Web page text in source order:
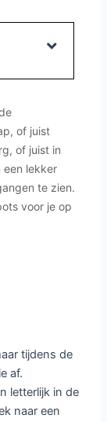
of juist
of juist in
een lekker
te zien.
voor je op
tijdens de
af.
letterlijk in de
naar een